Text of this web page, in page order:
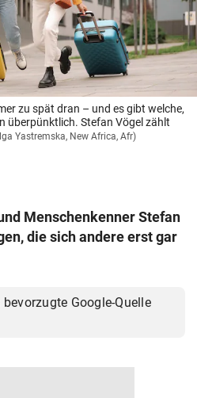
Co KG 2026
zu spät dran – und es gibt welche,
überpünktlich. Stefan Vögel zählt
Yastremska, New Africa, Afr)
Menschenkenner Stefan
die sich andere erst gar
Google-Quelle